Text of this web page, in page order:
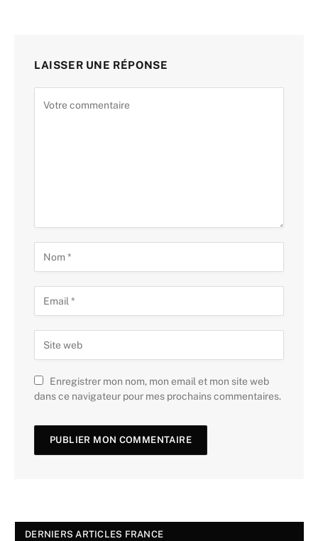
LAISSER UNE RÉPONSE
Enregistrer mon nom, mon email et mon site web
dans ce navigateur pour mes prochains commentaires.
DERNIERS ARTICLES FRANCE